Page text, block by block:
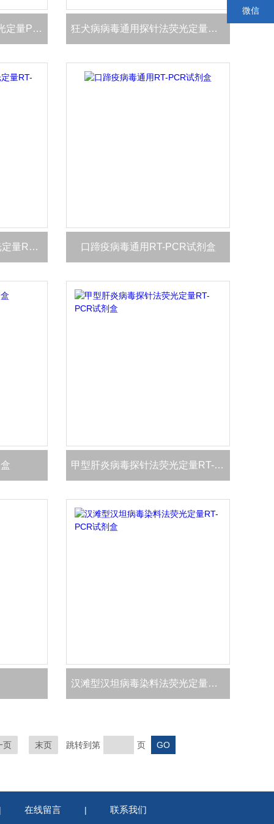
立克次氏体通用染料法荧光定量PCR试剂盒 狂犬病病毒通用探针法荧光定量RT-PCR试剂盒
禽副粘病毒2型探针法荧光定量RT-PCR试剂盒 口蹄疫病毒通用RT-PCR试剂盒
甲型肝炎病毒探针法荧光定量RT-PCR试剂盒
汉滩型汉坦病毒染料法荧光定量RT-PCR试剂盒
页 末页 跳转到第 页
在线留言 | 联系我们
微信